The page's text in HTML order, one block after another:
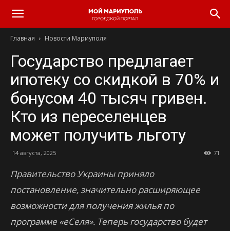
Главная Новости Мариуполя
Государство предлагает
ипотеку со скидкой в 70% и
бонусом 40 тысяч гривен.
Кто из переселенцев
может получить льготу
14 августа, 2025 71
Правительство Украины приняло
постановление, значительно расширяющее
возможности для получения жилья по
программе «еСеля». Теперь государство будет